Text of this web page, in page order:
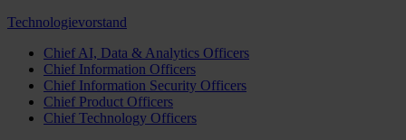
Technologievorstand
Chief AI, Data & Analytics Officers
Chief Information Officers
Chief Information Security Officers
Chief Product Officers
Chief Technology Officers